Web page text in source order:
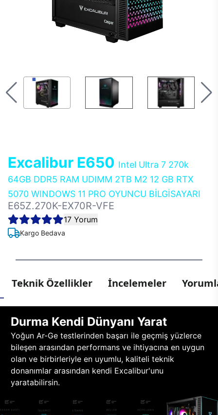
Excalibur E650 Intel Ultra 7 270k
64GB DDR5 RAM UDIMM 2TB M2 12 GB RTX
5070 WINDOWS 11 PRO OYUNCU BİLGİSAYARI
E65Z.270K-EX70R-VFE
17 Yorum
Kargo Bedava
Teknik Özellikler İncelemeler
Durma Kendi Dünyanı Yarat
Yoğun Ar-Ge testlerinden başarı ile geçmiş yüzlerce
bileşen arasından performans ve ihtiyacına en uygun
olan ve birbirleriyle en uyumlu, kaliteli teknik
donanımlar arasından kendi Excalibur'unu
yaratabilirsin.